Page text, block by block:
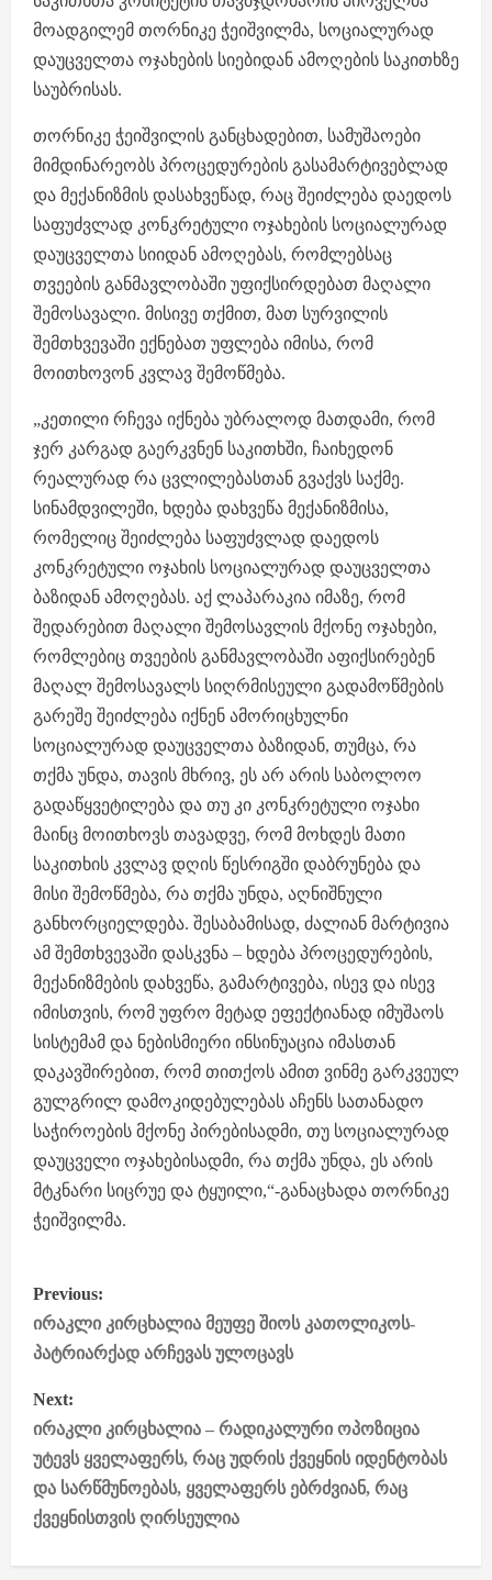
მოადგილემ თორნიკე ჭეიშვილმა, სოციალურად
დაუცველთა ოჯახების სიებიდან ამოღების საკითხზე
საუბრისას.
თორნიკე ჭეიშვილის განცხადებით, სამუშაოები
მიმდინარეობს პროცედურების გასამარტივებლად
და მექანიზმის დასახვეწად, რაც შეიძლება დაედოს
საფუძვლად კონკრეტული ოჯახების სოციალურად
დაუცველთა სიიდან ამოღებას, რომლებსაც
თვეების განმავლობაში უფიქსირდებათ მაღალი
შემოსავალი. მისივე თქმით, მათ სურვილის
შემთხვევაში ექნებათ უფლება იმისა, რომ
მოითხოვონ კვლავ შემოწმება.
„კეთილი რჩევა იქნება უბრალოდ მათდამი, რომ
ჯერ კარგად გაერკვნენ საკითხში, ჩაიხედონ
რეალურად რა ცვლილებასთან გვაქვს საქმე.
სინამდვილეში, ხდება დახვეწა მექანიზმისა,
რომელიც შეიძლება საფუძვლად დაედოს
კონკრეტული ოჯახის სოციალურად დაუცველთა
ბაზიდან ამოღებას. აქ ლაპარაკია იმაზე, რომ
შედარებით მაღალი შემოსავლის მქონე ოჯახები,
რომლებიც თვეების განმავლობაში აფიქსირებენ
მაღალ შემოსავალს სიღრმისეული გადამოწმების
გარეშე შეიძლება იქნენ ამორიცხულნი
სოციალურად დაუცველთა ბაზიდან, თუმცა, რა
თქმა უნდა, თავის მხრივ, ეს არ არის საბოლოო
გადაწყვეტილება და თუ კი კონკრეტული ოჯახი
მაინც მოითხოვს თავადვე, რომ მოხდეს მათი
საკითხის კვლავ დღის წესრიგში დაბრუნება და
მისი შემოწმება, რა თქმა უნდა, აღნიშნული
განხორციელდება. შესაბამისად, ძალიან მარტივია
ამ შემთხვევაში დასკვნა – ხდება პროცედურების,
მექანიზმების დახვეწა, გამარტივება, ისევ და ისევ
იმისთვის, რომ უფრო მეტად ეფექტიანად იმუშაოს
სისტემამ და ნებისმიერი ინსინუაცია იმასთან
დაკავშირებით, რომ თითქოს ამით ვინმე გარკვეულ
გულგრილ დამოკიდებულებას აჩენს სათანადო
საჭიროების მქონე პირებისადმი, თუ სოციალურად
დაუცველი ოჯახებისადმი, რა თქმა უნდა, ეს არის
მტკნარი სიცრუე და ტყუილი,“-განაცხადა თორნიკე
ჭეიშვილმა.
P
o
t
n
a
v
Previous:
ირაკლი კირცხალია მეუფე შიოს კათოლიკოს-
პატრიარქად არჩევას ულოცავს
Next:
ირაკლი კირცხალია – რადიკალური ოპოზიცია
უტევს ყველაფერს, რაც უდრის ქვეყნის იდენტობას
და სარწმუნოებას, ყველაფერს ებრძვიან, რაც
ქვეყნისთვის ღირსეულია